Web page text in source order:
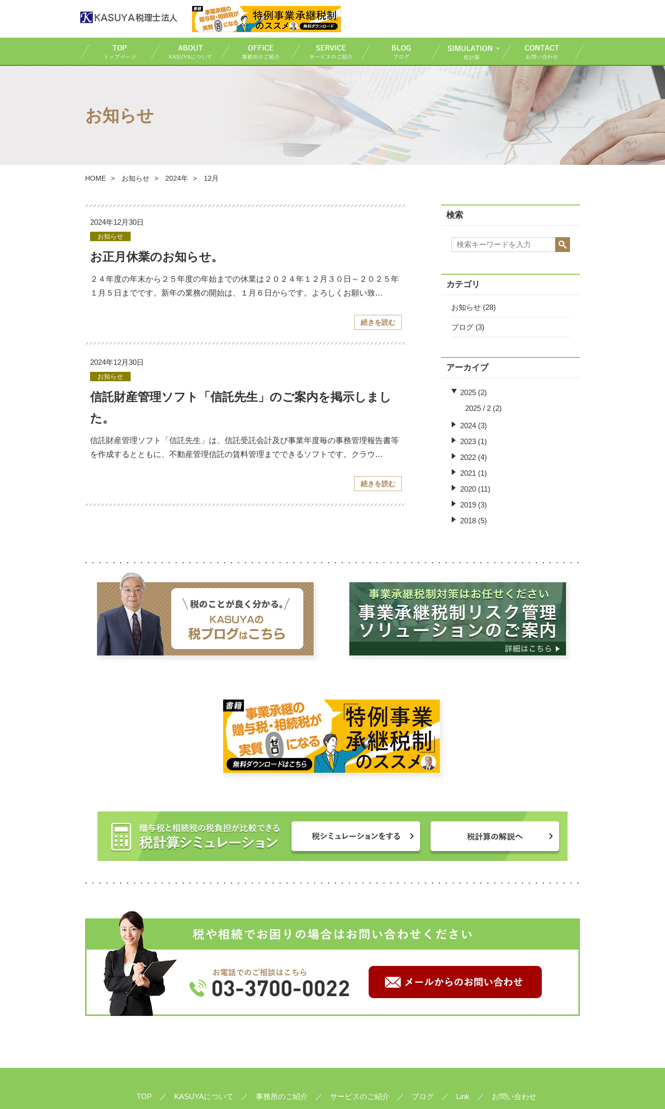
TOP
KASUYAについて
事務所のご紹介
サービスのご紹介
ブログ
お問い合わせ
お知らせ
HOME お知らせ 2024年 12月
2024年12月30日
お知らせ
お正月休業のお知らせ。
２４年度の年末から２５年度の年始までの休業は２０２４年１２月３０日～２０２５年
１月５日までです。新年の業務の開始は、１月６日からです。よろしくお願い致…
続きを読む
2024年12月30日
お知らせ
信託財産管理ソフト「信託先生」のご案内を掲示しまし
た。
信託財産管理ソフト「信託先生」は、信託受託会計及び事業年度毎の事務管理報告書等
を作成するとともに、不動産管理信託の賃料管理までできるソフトです。クラウ…
続きを読む
検索
カテゴリ
お知らせ (28)
ブログ (3)
アーカイブ
2025 (2)
2025 / 2 (2)
2024 (3)
2023 (1)
2022 (4)
2021 (1)
2020 (11)
2019 (3)
2018 (5)
TOP KASUYAについて 事務所のご紹介 サービスのご紹介 ブログ Link お問い合わせ